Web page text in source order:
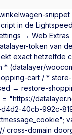
snippet
in de
→ Web
token van
exact hetzelfde
* (datalayer/
cart / *
→ restore-
"https://
d4d2-40cb-992c-
cross-domain